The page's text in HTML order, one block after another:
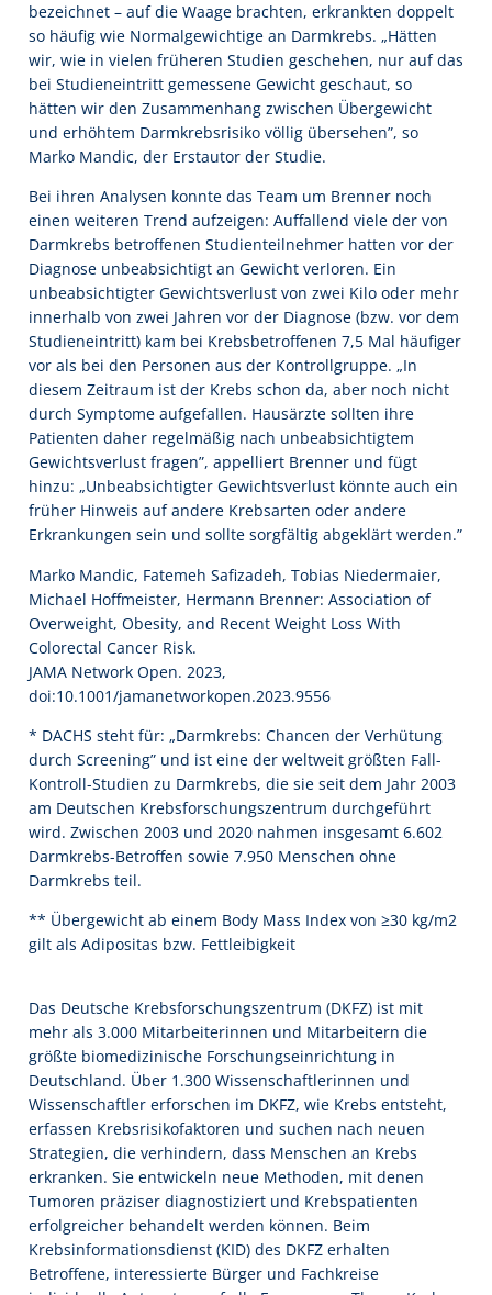
bezeichnet – auf die Waage brachten, erkrankten doppelt
so häufig wie Normalgewichtige an Darmkrebs. „Hätten
wir, wie in vielen früheren Studien geschehen, nur auf das
bei Studieneintritt gemessene Gewicht geschaut, so
hätten wir den Zusammenhang zwischen Übergewicht
und erhöhtem Darmkrebsrisiko völlig übersehen”, so
Marko Mandic, der Erstautor der Studie.
Bei ihren Analysen konnte das Team um Brenner noch
einen weiteren Trend aufzeigen: Auffallend viele der von
Darmkrebs betroffenen Studienteilnehmer hatten vor der
Diagnose unbeabsichtigt an Gewicht verloren. Ein
unbeabsichtigter Gewichtsverlust von zwei Kilo oder mehr
innerhalb von zwei Jahren vor der Diagnose (bzw. vor dem
Studieneintritt) kam bei Krebsbetroffenen 7,5 Mal häufiger
vor als bei den Personen aus der Kontrollgruppe. „In
diesem Zeitraum ist der Krebs schon da, aber noch nicht
durch Symptome aufgefallen. Hausärzte sollten ihre
Patienten daher regelmäßig nach unbeabsichtigtem
Gewichtsverlust fragen”, appelliert Brenner und fügt
hinzu: „Unbeabsichtigter Gewichtsverlust könnte auch ein
früher Hinweis auf andere Krebsarten oder andere
Erkrankungen sein und sollte sorgfältig abgeklärt werden.”
Marko Mandic, Fatemeh Safizadeh, Tobias Niedermaier,
Michael Hoffmeister, Hermann Brenner: Association of
Overweight, Obesity, and Recent Weight Loss With
Colorectal Cancer Risk.
JAMA Network Open. 2023,
doi:10.1001/jamanetworkopen.2023.9556
* DACHS steht für: „Darmkrebs: Chancen der Verhütung
durch Screening” und ist eine der weltweit größten Fall-
Kontroll-Studien zu Darmkrebs, die sie seit dem Jahr 2003
am Deutschen Krebsforschungszentrum durchgeführt
wird. Zwischen 2003 und 2020 nahmen insgesamt 6.602
Darmkrebs-Betroffen sowie 7.950 Menschen ohne
Darmkrebs teil.
** Übergewicht ab einem Body Mass Index von ≥30 kg/m2
gilt als Adipositas bzw. Fettleibigkeit
Das Deutsche Krebsforschungszentrum (DKFZ) ist mit
mehr als 3.000 Mitarbeiterinnen und Mitarbeitern die
größte biomedizinische Forschungseinrichtung in
Deutschland. Über 1.300 Wissenschaftlerinnen und
Wissenschaftler erforschen im DKFZ, wie Krebs entsteht,
erfassen Krebsrisikofaktoren und suchen nach neuen
Strategien, die verhindern, dass Menschen an Krebs
erkranken. Sie entwickeln neue Methoden, mit denen
Tumoren präziser diagnostiziert und Krebspatienten
erfolgreicher behandelt werden können. Beim
Krebsinformationsdienst (KID) des DKFZ erhalten
Betroffene, interessierte Bürger und Fachkreise